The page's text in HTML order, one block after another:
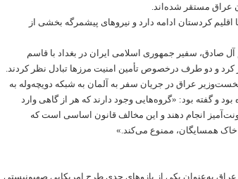
عراق مستقر شده‌اند.
کردستان ادامه دارد و نیروهای پیشمرگه بخشی از
صادق، سفیر جمهوری اسلامی ایران در بغداد با قاسم
کرد و دو طرف درخصوص تأمین امنیت مرزها تبادل نظر کردند.
عراق در جریان سفر به آلمان به شبکه دویچه‌وله به
و گفته بود: «گروه‌هایی وجود دارند که هر از گاهی وارد
انجام دهند و این مخالف قانون اساسی است که
خاک همسایگان، ممنوع می‌کند.»
به‌عنوان یکی از بازوهای جدی طرح امریکایی صهیونیستی